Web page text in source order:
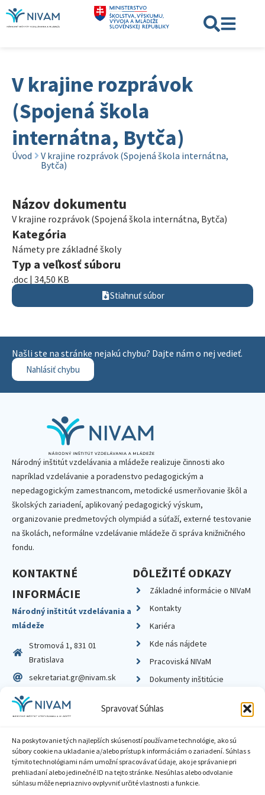
Spravovať Súhlas
Na poskytovanie tých najlepších skúseností používame technológie, ako sú
súbory cookie na ukladanie a/alebo prístup k informáciám o zariadení. Súhlas s
týmito technológiami nám umožní spracovávať údaje, ako je správanie pri
prehliadaní alebo jedinečné ID na tejto stránke. Nesúhlas alebo odvolanie
súhlasu môže nepriaznivo ovplyvniť určité vlastnosti a funkcie.
V krajine rozprávok
(Spojená škola
internátna, Bytča)
Úvod
V krajine rozprávok (Spojená škola internátna,
Bytča)
Názov dokumentu
V krajine rozprávok (Spojená škola internátna, Bytča)
Kategória
Námety pre základné školy
Typ a veľkosť súboru
.doc | 34,50 KB
Stiahnuť súbor
Našli ste na stránke nejakú chybu? Dajte nám o nej vedieť.
Nahlásiť chybu
Národný inštitút vzdelávania a mládeže realizuje činnosti ako
napríklad vzdelávanie a poradenstvo pedagogickým a
nepedagogickým zamestnancom, metodické usmerňovanie škôl a
školských zariadení, aplikovaný pedagogický výskum,
organizovanie predmetových olympiád a súťaží, externé testovanie
na školách, neformálne vzdelávanie mládeže či správa knižničného
fondu.
KONTAKTNÉ
INFORMÁCIE
Národný inštitút vzdelávania a
mládeže
Stromová 1, 831 01
Bratislava
sekretariat.gr@nivam.sk
IČO: 00164348
DIČ: 2020798714
DÔLEŽITÉ ODKAZY
Základné informácie o NIVaM
Kontakty
Kariéra
Kde nás nájdete
Pracoviská NIVaM
Dokumenty inštitúcie
Zásady ochrany súkromia